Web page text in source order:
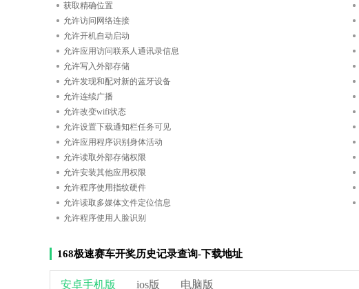
获取精确位置
允许访问网络连接
允许开机自动启动
允许应用访问联系人通讯录信息
允许写入外部存储
允许发现和配对新的蓝牙设备
允许连续广播
允许改变wifi状态
允许设置下载通知栏任务可见
允许应用程序识别身体活动
允许读取外部存储权限
允许安装其他应用权限
允许程序使用指纹硬件
允许读取多媒体文件定位信息
允许程序使用人脸识别
168极速赛车开奖历史记录查询-下载地址
安卓手机版 ios版 电脑版